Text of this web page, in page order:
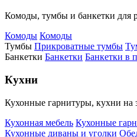
Комоды, тумбы и банкетки для
Комоды Комоды
Тумбы Прикроватные тумбы
Банкетки Банкетки Банкетки в
Кухни
Кухонные гарнитуры, кухни на
Кухонная мебель Кухонные
Кухонные диваны и уголки